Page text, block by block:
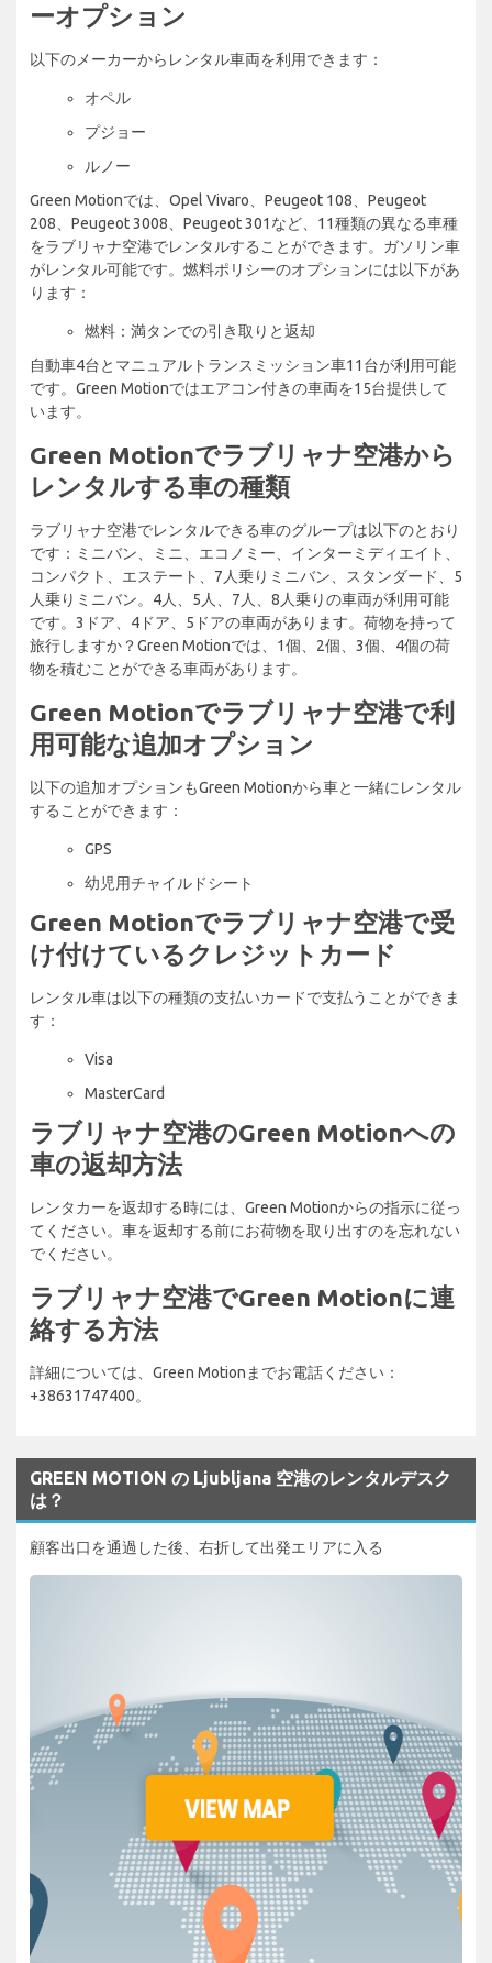
ーオプション
以下のメーカーからレンタル車両を利用できます：
オペル
プジョー
ルノー
Green Motionでは、Opel Vivaro、Peugeot 108、Peugeot
208、Peugeot 3008、Peugeot 301など、11種類の異なる車種
をラブリャナ空港でレンタルすることができます。ガソリン車
がレンタル可能です。燃料ポリシーのオプションには以下があ
ります：
燃料：満タンでの引き取りと返却
自動車4台とマニュアルトランスミッション車11台が利用可能
です。Green Motionではエアコン付きの車両を15台提供して
います。
Green Motionでラブリャナ空港から
レンタルする車の種類
ラブリャナ空港でレンタルできる車のグループは以下のとおり
です：ミニバン、ミニ、エコノミー、インターミディエイト、
コンパクト、エステート、7人乗りミニバン、スタンダード、5
人乗りミニバン。4人、5人、7人、8人乗りの車両が利用可能
です。3ドア、4ドア、5ドアの車両があります。荷物を持って
旅行しますか？Green Motionでは、1個、2個、3個、4個の荷
物を積むことができる車両があります。
Green Motionでラブリャナ空港で利
用可能な追加オプション
以下の追加オプションもGreen Motionから車と一緒にレンタル
することができます：
GPS
幼児用チャイルドシート
Green Motionでラブリャナ空港で受
け付けているクレジットカード
レンタル車は以下の種類の支払いカードで支払うことができま
す：
Visa
MasterCard
ラブリャナ空港のGreen Motionへの
車の返却方法
レンタカーを返却する時には、Green Motionからの指示に従っ
てください。車を返却する前にお荷物を取り出すのを忘れない
でください。
ラブリャナ空港でGreen Motionに連
絡する方法
詳細については、Green Motionまでお電話ください：
+38631747400。
GREEN MOTION の Ljubljana 空港のレンタルデスク
は？
顧客出口を通過した後、右折して出発エリアに入る